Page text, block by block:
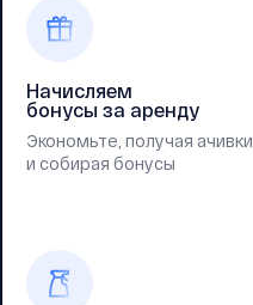
Начисляем
бонусы за аренду
Экономьте, получая ачивки
и собирая бонусы